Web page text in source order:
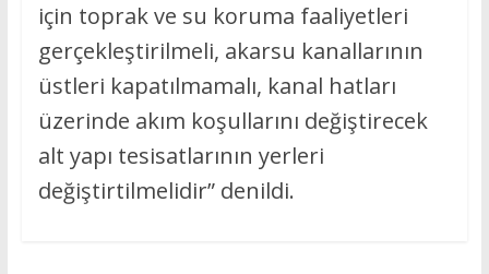
için toprak ve su koruma faaliyetleri
gerçekleştirilmeli, akarsu kanallarının
üstleri kapatılmamalı, kanal hatları
üzerinde akım koşullarını değiştirecek
alt yapı tesisatlarının yerleri
değiştirtilmelidir” denildi.